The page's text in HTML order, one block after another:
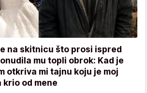
na skitnicu što prosi ispred
mu topli obrok: Kad je
otkriva mi tajnu koju je moj
krio od mene